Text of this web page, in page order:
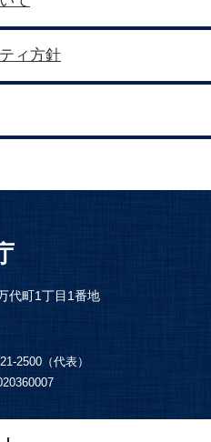
ィ方針
代町1丁目1番地
2500（代表）